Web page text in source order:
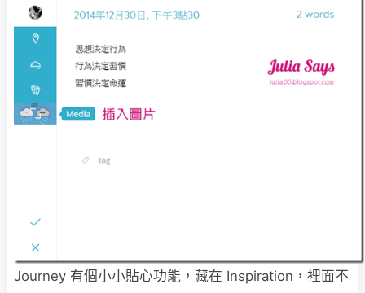
Journey 有個小小貼心功能，藏在 Inspiration，裡面不